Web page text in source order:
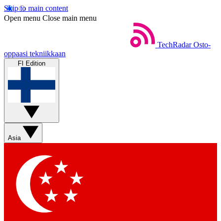
Skip to main content
Open menu Close main menu
TechRadar Osto-
oppaasi tekniikkaan
FI Edition
Asia